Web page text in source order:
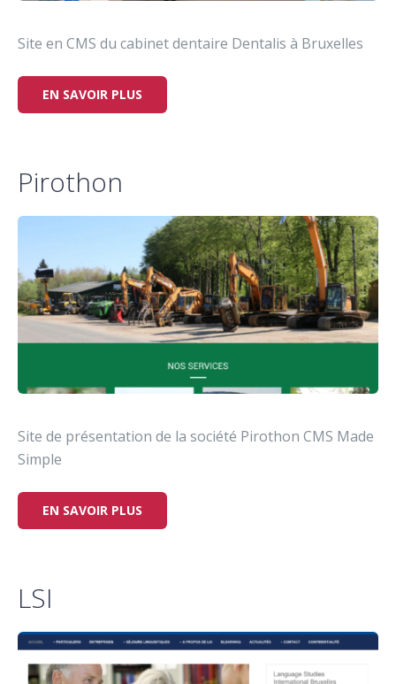
Site en CMS du cabinet dentaire Dentalis à Bruxelles
EN SAVOIR PLUS
Pirothon
Site de présentation de la société Pirothon CMS Made
Simple
EN SAVOIR PLUS
LSI